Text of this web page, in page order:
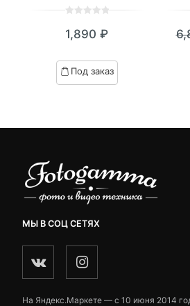
out
based
on
1,890 ₽
Под заказ
МЫ В СОЦ СЕТЯХ
На Яндекс.Маркете — c 10 июня 2014